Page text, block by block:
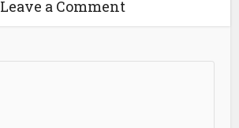
Leave a Comment